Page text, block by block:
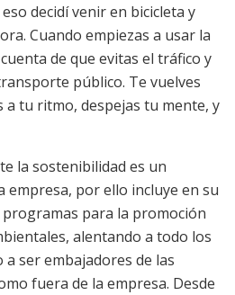
decidí venir en bicicleta y
Cuando empiezas a usar la
de que evitas el tráfico y
público. Te vuelves
a tu ritmo, despejas tu mente, y
la sostenibilidad es un
empresa, por ello incluye en su
para la promoción
alentando a todo los
ser embajadores de las
fuera de la empresa. Desde